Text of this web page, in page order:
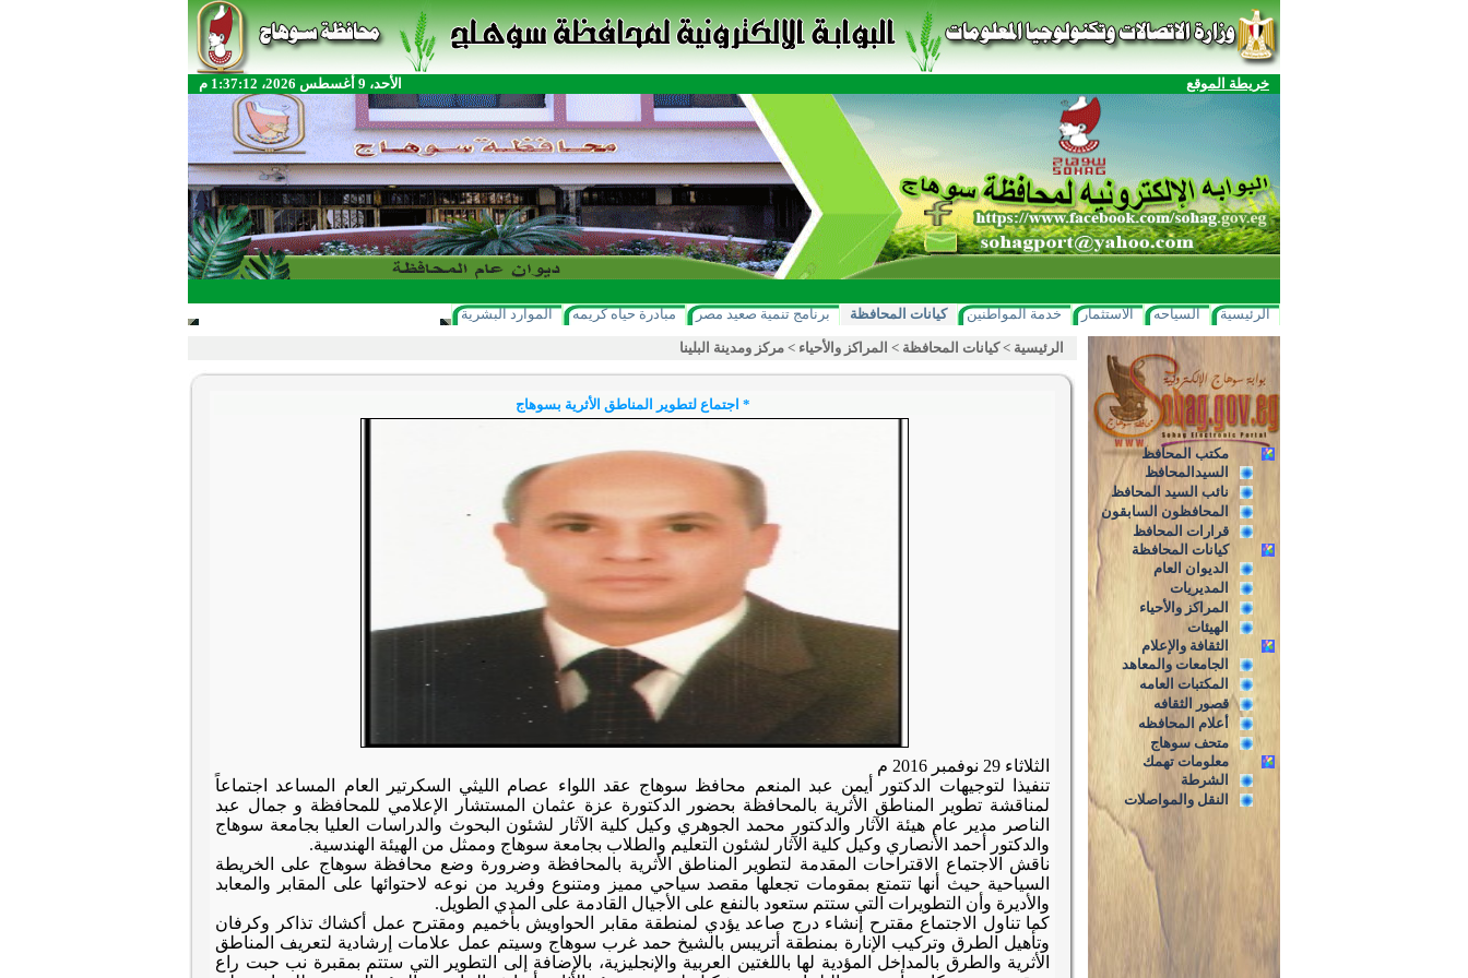
خريطة الموقع الأحد، 9 أغسطس 2026، 1:37:12 م
الرئيسية السياحه الاستثمار خدمة المواطنين كيانات المحافظة برنامج تنمية صعيد مصر مبادرة حياه كريمه الموارد البشرية
مكتب المحافظ
السيدالمحافظ
نائب السيد المحافظ
المحافظون السابقون
قرارات المحافظ
كيانات المحافظة
الديوان العام
المديريات
المراكز والأحياء
الهيئات
الثقافة والإعلام
الجامعات والمعاهد
المكتبات العامه
قصور الثقافه
أعلام المحافظه
متحف سوهاج
معلومات تهمك
الشرطة
النقل والمواصلات
الرئيسية >كيانات المحافظة > المراكز والأحياء > مركز ومدينة البلينا
* اجتماع لتطوير المناطق الأثرية بسوهاج
الثلاثاء 29 نوفمبر 2016 م
تنفيذا لتوجيهات الدكتور أيمن عبد المنعم محافظ سوهاج عقد اللواء عصام الليثي السكرتير العام المساعد اجتماعاً
لمناقشة تطوير المناطق الأثرية بالمحافظة بحضور الدكتورة عزة عثمان المستشار الإعلامي للمحافظة و جمال عبد
الناصر مدير عام هيئة الآثار والدكتور محمد الجوهري وكيل كلية الآثار لشئون البحوث والدراسات العليا بجامعة سوهاج
والدكتور أحمد الأنصاري وكيل كلية الآثار لشئون التعليم والطلاب بجامعة سوهاج وممثل من الهيئة الهندسية.
ناقش الاجتماع الاقتراحات المقدمة لتطوير المناطق الأثرية بالمحافظة وضرورة وضع محافظة سوهاج على الخريطة
السياحية حيث أنها تتمتع بمقومات تجعلها مقصد سياحي مميز ومتنوع وفريد من نوعه لاحتوائها على المقابر والمعابد
والأديرة وأن التطويرات التي ستتم ستعود بالنفع على الأجيال القادمة على المدي الطويل.
كما تناول الاجتماع مقترح إنشاء درج صاعد يؤدي لمنطقة مقابر الحواويش بأخميم ومقترح عمل أكشاك تذاكر وكرفان
وتأهيل الطرق وتركيب الإنارة بمنطقة أتريبس بالشيخ حمد غرب سوهاج وسيتم عمل علامات إرشادية لتعريف المناطق
الأثرية والطرق بالمداخل المؤدية لها باللغتين العربية والإنجليزية، بالإضافة إلى التطوير التي ستتم بمقبرة نب حبت راع